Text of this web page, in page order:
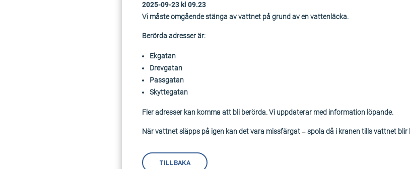
2025-09-23 kl 09.23
Vi måste omgående stänga av vattnet på grund av en vattenläcka.
Berörda adresser är:
Ekgatan
Drevgatan
Passgatan
Skyttegatan
Fler adresser kan komma att bli berörda. Vi uppdaterar med information löpande.
När vattnet släpps på igen kan det vara missfärgat – spola då i kranen tills vattnet blir
TILLBAKA